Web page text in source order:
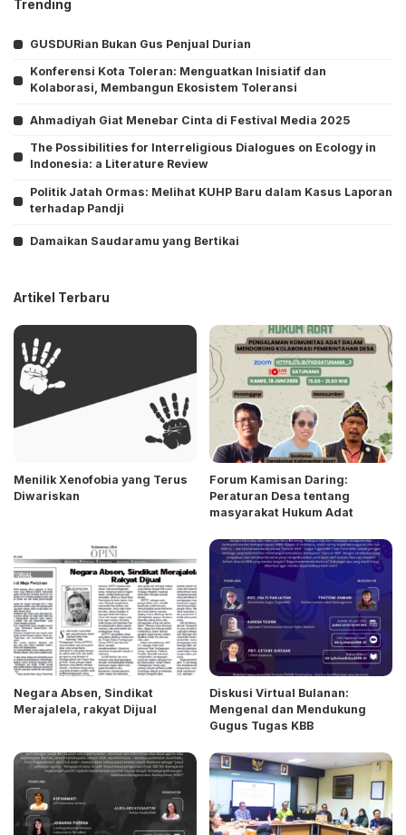
Trending
GUSDURian Bukan Gus Penjual Durian
Konferensi Kota Toleran: Menguatkan Inisiatif dan
Kolaborasi, Membangun Ekosistem Toleransi
Ahmadiyah Giat Menebar Cinta di Festival Media 2025
The Possibilities for Interreligious Dialogues on Ecology in
Indonesia: a Literature Review
Politik Jatah Ormas: Melihat KUHP Baru dalam Kasus Laporan
terhadap Pandji
Damaikan Saudaramu yang Bertikai
Artikel Terbaru
Menilik Xenofobia yang Terus
Diwariskan
Forum Kamisan Daring:
Peraturan Desa tentang
masyarakat Hukum Adat
Negara Absen, Sindikat
Merajalela, rakyat Dijual
Diskusi Virtual Bulanan:
Mengenal dan Mendukung
Gugus Tugas KBB